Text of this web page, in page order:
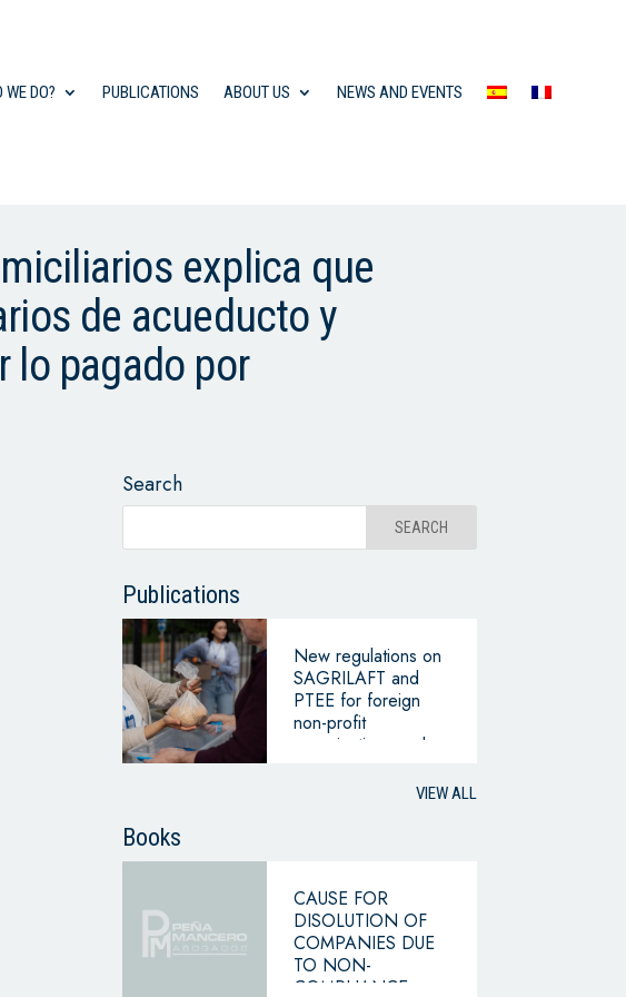
WE DO? PUBLICATIONS ABOUT US NEWS AND EVENTS
explica que
de acueducto y
lo pagado por
Search
Publications
New regulations on
SAGRILAFT and
PTEE for foreign
non-profit
organizations and
VIEW ALL
Books
CAUSE FOR
DISOLUTION OF
COMPANIES DUE
TO NON-
COMPLIANCE